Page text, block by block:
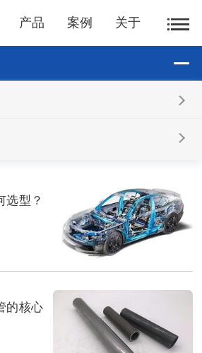
产品 案例 关于
选型？
的核心